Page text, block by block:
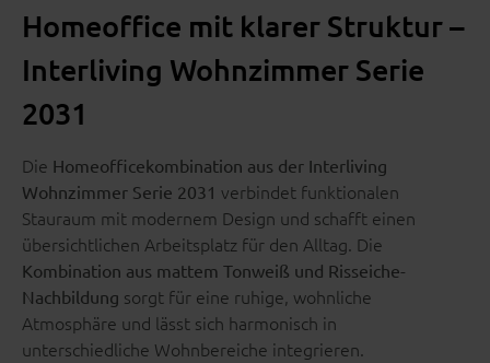
Homeoffice mit klarer Struktur –
Interliving Wohnzimmer Serie
2031
Die Homeofficekombination aus der Interliving
Wohnzimmer Serie 2031 verbindet funktionalen
Stauraum mit modernem Design und schafft einen
übersichtlichen Arbeitsplatz für den Alltag. Die
Kombination aus mattem Tonweiß und Risseiche-
Nachbildung sorgt für eine ruhige, wohnliche
Atmosphäre und lässt sich harmonisch in
unterschiedliche Wohnbereiche integrieren.